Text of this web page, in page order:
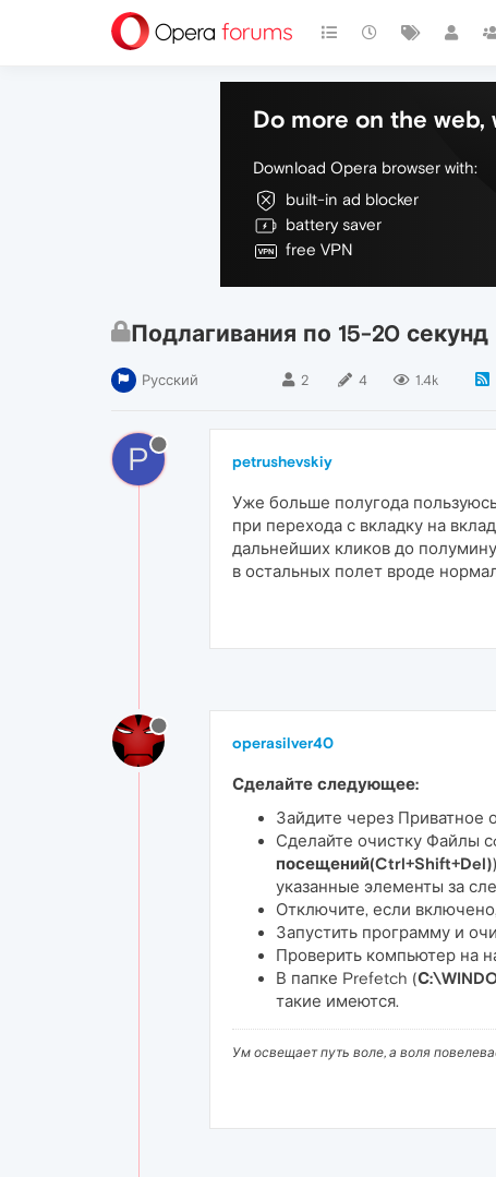
Do more on the
Download Opera browser with:
built-in ad blocker
battery saver
free VPN
Подлагивания по 15-20 секунд
Русский 2 4 1.4k
P petrushevskiy
Уже больше полугода
при перехода с вкладку на
дальнейших кликов до
в остальных полет вроде
operasilver40
Сделайте следующее:
Зайдите через Приватное
Сделайте очистку Файлы
посещений(Ctrl+Shift+Del)
указанные элементы за
Отключите, если
Запустить программу и
Проверить компьютер на
В папке Prefetch (
такие имеются.
Ум освещает путь воле, а воля